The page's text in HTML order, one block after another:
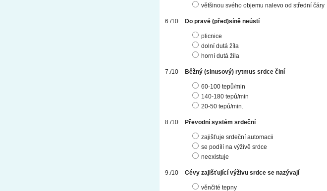
většinou svého objemu nalevo od střední čáry
Do pravé (před)síně neústí
plicnice
dolní dutá žíla
horní dutá žíla
Běžný (sinusový) rytmus srdce činí
60-100 tepů/min
140-180 tepů/min
20-50 tepů/min.
Převodní systém srdeční
zajišťuje srdeční automacii
se podílí na výživě srdce
neexistuje
Cévy zajišťující výživu srdce se nazývají
věnčité tepny